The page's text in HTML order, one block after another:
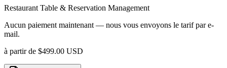
Restaurant Table & Reservation Management
Aucun paiement maintenant — nous vous envoyons le tarif par e-
mail.
à partir de $499.00 USD